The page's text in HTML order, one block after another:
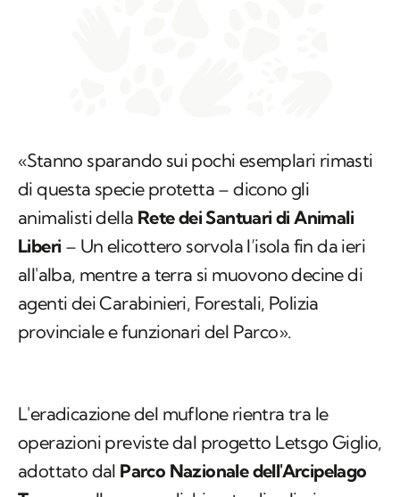
«Stanno sparando sui pochi esemplari rimasti
di questa specie protetta – dicono gli
animalisti della Rete dei Santuari di Animali
Liberi – Un elicottero sorvola l’isola fin da ieri
all'alba, mentre a terra si muovono decine di
agenti dei Carabinieri, Forestali, Polizia
provinciale e funzionari del Parco».
L'eradicazione del muflone rientra tra le
operazioni previste dal progetto Letsgo Giglio,
adottato dal Parco Nazionale dell'Arcipelago